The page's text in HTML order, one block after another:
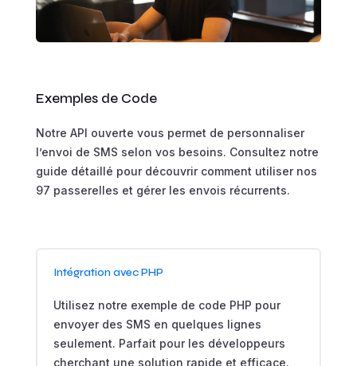
Exemples de Code
Notre API ouverte vous permet de personnaliser
l’envoi de SMS selon vos besoins. Consultez notre
guide détaillé pour découvrir comment utiliser nos
97 passerelles et gérer les envois récurrents.
Intégration avec PHP
Utilisez notre exemple de code PHP pour
envoyer des SMS en quelques lignes
seulement. Parfait pour les développeurs
cherchant une solution rapide et efficace.